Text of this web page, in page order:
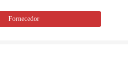
Fornecedor